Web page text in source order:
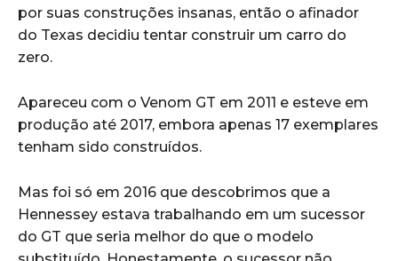
por suas construções insanas, então o afinador
do Texas decidiu tentar construir um carro do
zero.
Apareceu com o Venom GT em 2011 e esteve em
produção até 2017, embora apenas 17 exemplares
tenham sido construídos.
Mas foi só em 2016 que descobrimos que a
Hennessey estava trabalhando em um sucessor
do GT que seria melhor do que o modelo